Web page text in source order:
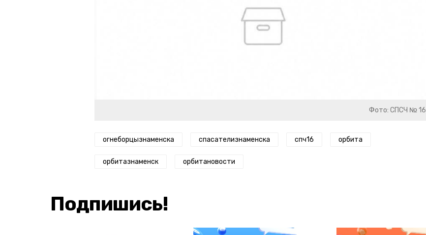
Фото: СПСЧ № 16
огнеборцызнаменска спасателизнаменска спч16 орбита
орбитазнаменск орбитановости
Подпишись!